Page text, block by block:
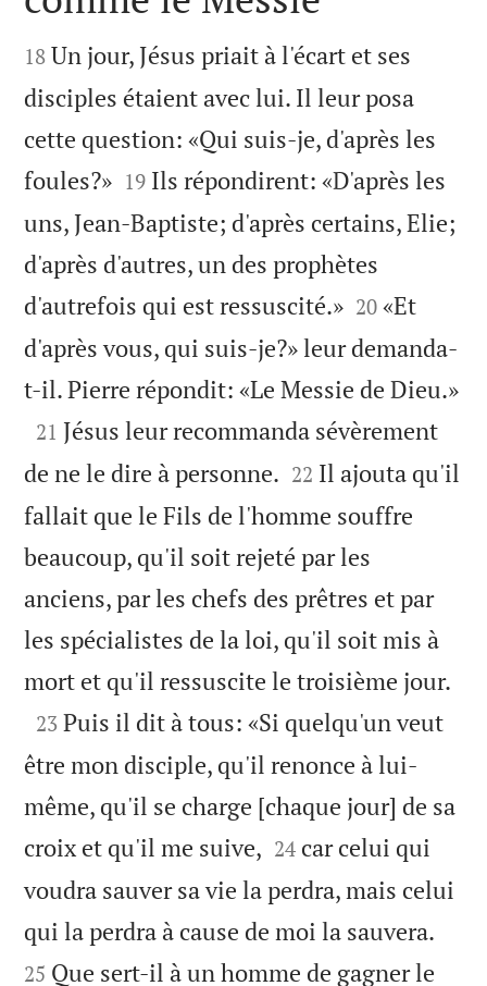


18 Un jour, Jésus priait à l'écart et ses
disciples étaient avec lui. Il leur posa
cette question: «Qui suis-je, d'après les
foules?»
19 Ils répondirent: «D'après les
uns, Jean-Baptiste; d'après certains, Elie;
d'après d'autres, un des prophètes
d'autrefois qui est ressuscité.»
20 «Et
d'après vous, qui suis-je?» leur demanda-
t-il. Pierre répondit: «Le Messie de Dieu.»

21 Jésus leur recommanda sévèrement
de ne le dire à personne. 

22 Il ajouta qu'il
fallait que le Fils de l'homme souffre
beaucoup, qu'il soit rejeté par les
anciens, par les chefs des prêtres et par
les spécialistes de la loi, qu'il soit mis à
mort et qu'il ressuscite le troisième jour.

23 Puis il dit à tous: «Si quelqu'un veut
être mon disciple, qu'il renonce à lui-
même, qu'il se charge [chaque jour] de sa
croix et qu'il me suive, 

24 car celui qui
voudra sauver sa vie la perdra, mais celui
qui la perdra à cause de moi la sauvera.
25 Que sert-il à un homme de gagner le